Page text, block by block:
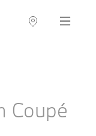
Navigation
Coupé